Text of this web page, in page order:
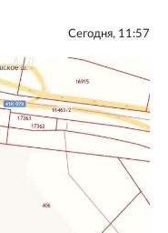
Сегодня, 11:57